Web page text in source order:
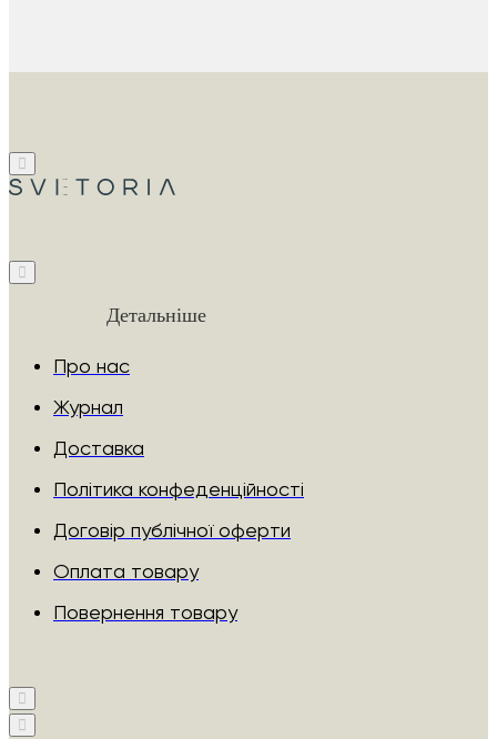
Детальніше
Про нас
Журнал
Доставка
Політика конфеденційності
Договір публічної оферти
Оплата товару
Повернення товару